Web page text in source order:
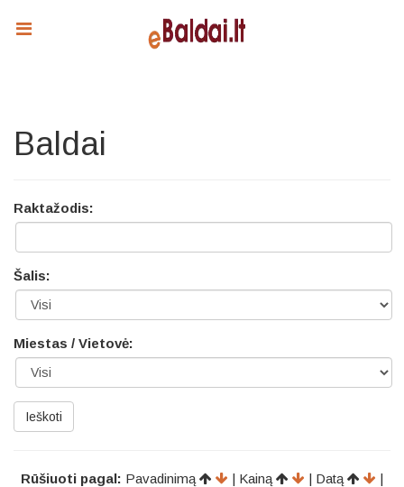
Baldai
Raktažodis:
Šalis:
Miestas / Vietovė:
Ieškoti
Rūšiuoti pagal: Pavadinimą | Kainą | Datą |